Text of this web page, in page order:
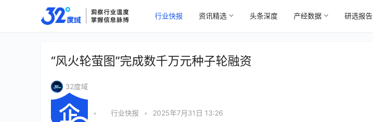
行业快报 资讯精选 头条深度 产经数据 研选报告
“风火轮萤图”完成数千万元种子轮融资
32度域
• 行业快报 • 2025年7月31日 13:26